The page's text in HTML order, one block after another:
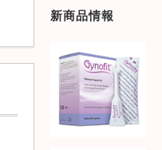
新商品情報